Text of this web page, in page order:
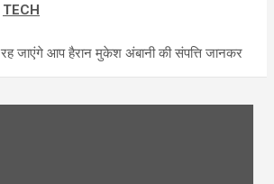
TECH
रह जाएंगे आप हैरान मुकेश अंबानी की संपत्ति जानकर